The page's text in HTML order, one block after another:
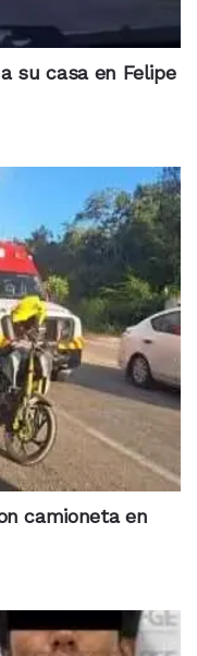
su casa en Felipe
camioneta en